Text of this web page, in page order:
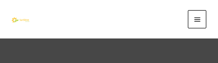
Inhalt